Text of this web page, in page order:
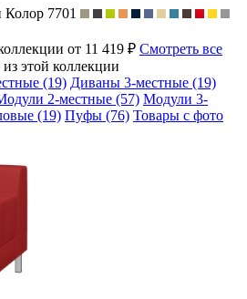
Колор 7701
от 11 419 ₽ Смотреть все
этой коллекции
(19) Диваны 3-местные (19)
2-местные (57) Модули 3-
(19) Пуфы (76) Товары с фото